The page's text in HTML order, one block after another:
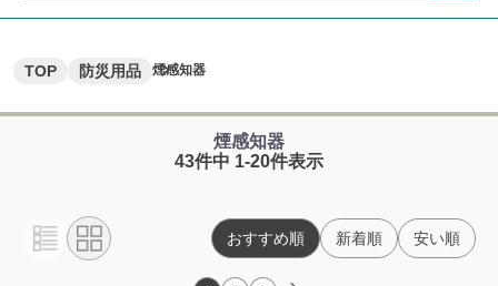
TOP 防災用品 煙感知器
煙感知器
43件中 1-20件表示
おすすめ順 新着順 安い順